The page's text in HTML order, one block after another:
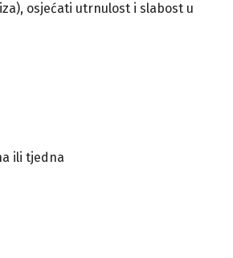
osjećati utrnulost i slabost u
ili tjedna